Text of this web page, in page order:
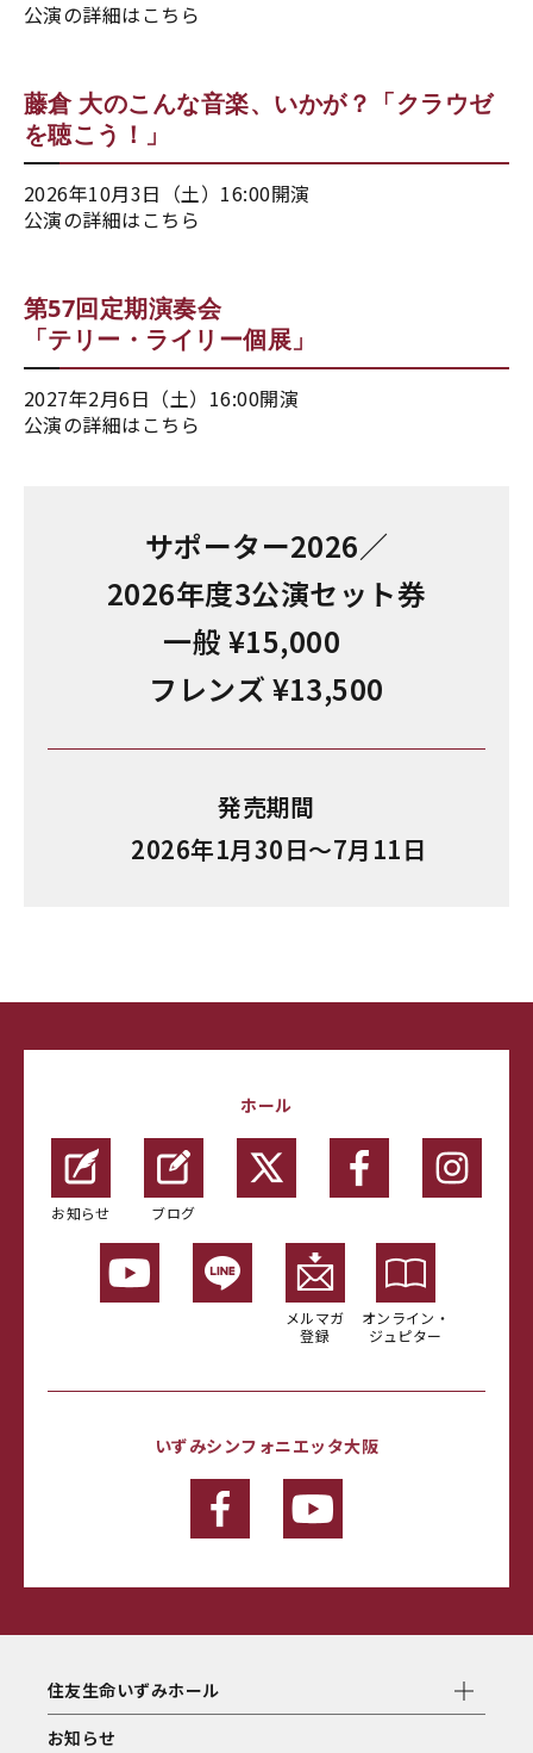
公演の詳細はこちら
藤倉 大のこんな音楽、いかが？「クラウゼ
を聴こう！」
2026年10月3日（土）16:00開演
公演の詳細はこちら
第57回定期演奏会
「テリー・ライリー個展」
2027年2月6日（土）16:00開演
公演の詳細はこちら
サポーター2026／
2026年度3公演セット券
一般 ¥15,000
フレンズ ¥13,500
発売期間
2026年1月30日～7月11日
ホール
お知らせ ブログ
メルマガ
登録
オンライン・
ジュピター
いずみシンフォニエッタ大阪
住友生命いずみホール
お知らせ